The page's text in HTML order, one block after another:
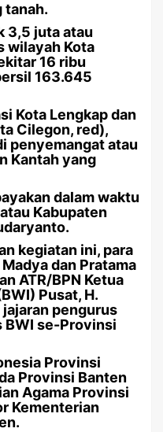
tanah.
3,5 juta atau
wilayah Kota
16 ribu
163.645
Kota Lengkap dan
Cilegon, red),
penyemangat atau
Kantah yang
dalam waktu
Kabupaten
kegiatan ini, para
dan Pratama
ATR/BPN Ketua
Pusat, H.
pengurus
BWI se-Provinsi
Provinsi
Provinsi Banten
Agama Provinsi
Kementerian